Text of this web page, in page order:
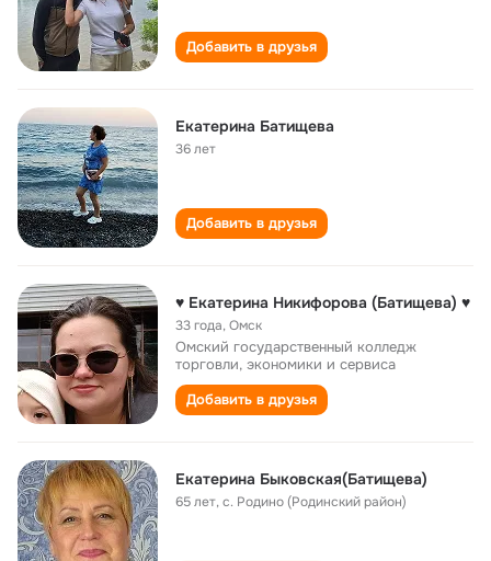
Добавить в друзья
Екатерина Батищева
36 лет
Добавить в друзья
♥ Екатерина Никифорова (Батищева) ♥
33 года,Омск
Омский государственный колледж
торговли, экономики и сервиса
Добавить в друзья
Екатерина Быковская(Батищева)
65 лет,с. Родино (Родинский район)